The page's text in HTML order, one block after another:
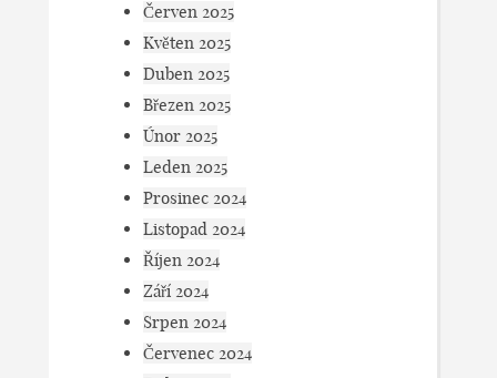
Červen 2025
Květen 2025
Duben 2025
Březen 2025
Únor 2025
Leden 2025
Prosinec 2024
Listopad 2024
Říjen 2024
Září 2024
Srpen 2024
Červenec 2024